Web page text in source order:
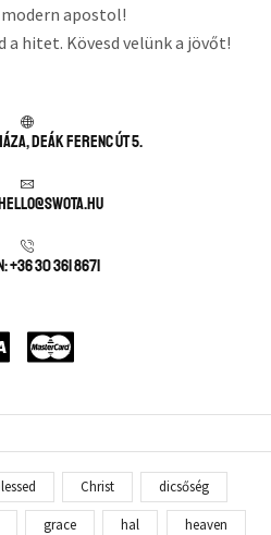
modern apostol!
a hitet. Kövesd velünk a jövőt!
Deák Ferenc út 5.
30 361 8671
Christ dicsőség
grace hal heaven